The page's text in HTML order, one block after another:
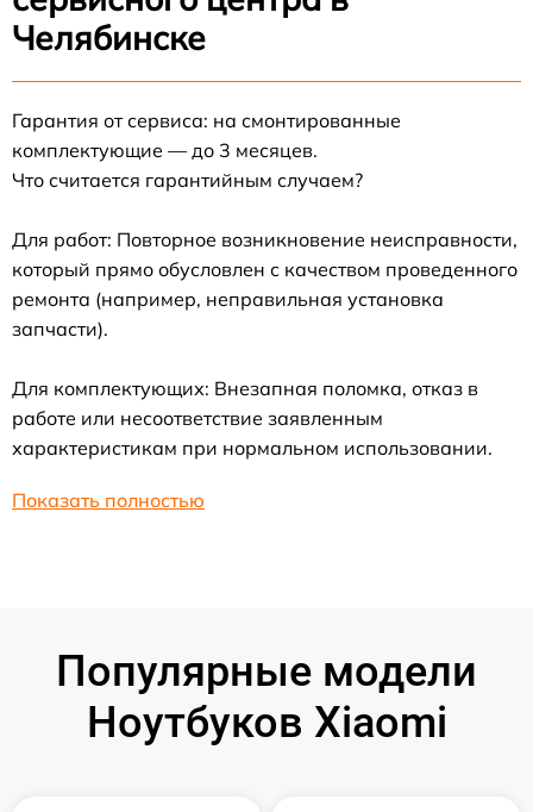
Челябинске
Гарантия от сервиса: на смонтированные
комплектующие — до 3 месяцев.
Что считается гарантийным случаем?
Для работ: Повторное возникновение неисправности,
который прямо обусловлен с качеством проведенного
ремонта (например, неправильная установка
запчасти).
Для комплектующих: Внезапная поломка, отказ в
работе или несоответствие заявленным
характеристикам при нормальном использовании.
Показать полностью
Популярные модели
Ноутбуков Xiaomi